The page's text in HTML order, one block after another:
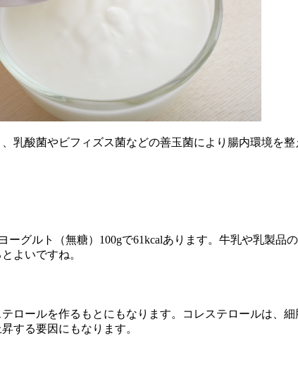
乳酸菌やビフィズス菌などの善玉菌により腸内環境を
ーグルト（無糖）100gで61kcalあります。牛乳や乳製
よいですね。
ロールを作るもとにもなります。コレステロールは、
する要因にもなります。